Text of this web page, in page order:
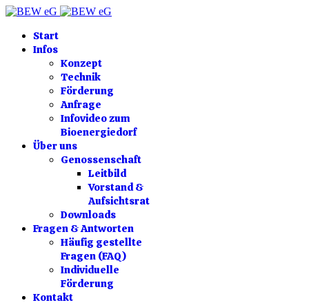
Start
Infos
Konzept
Technik
Förderung
Anfrage
Infovideo zum
Bioenergiedorf
Über uns
Genossenschaft
Leitbild
Vorstand &
Aufsichtsrat
Downloads
Fragen & Antworten
Häufig gestellte
Fragen (FAQ)
Individuelle
Förderung
Kontakt